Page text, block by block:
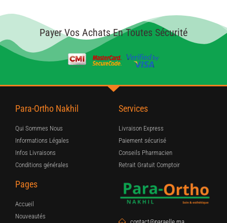
Payer Vos Achats En Toutes Sécurité
Para-Ortho Nakhil
Qui Sommes Nous
Informations Légales
Infos Livraisons
Conditions générales
Services
Livraison Express
Paiement sécurisé
Conseils Pharmacien
Retrait Gratuit Comptoir
Pages
Accueil
Nouveautés